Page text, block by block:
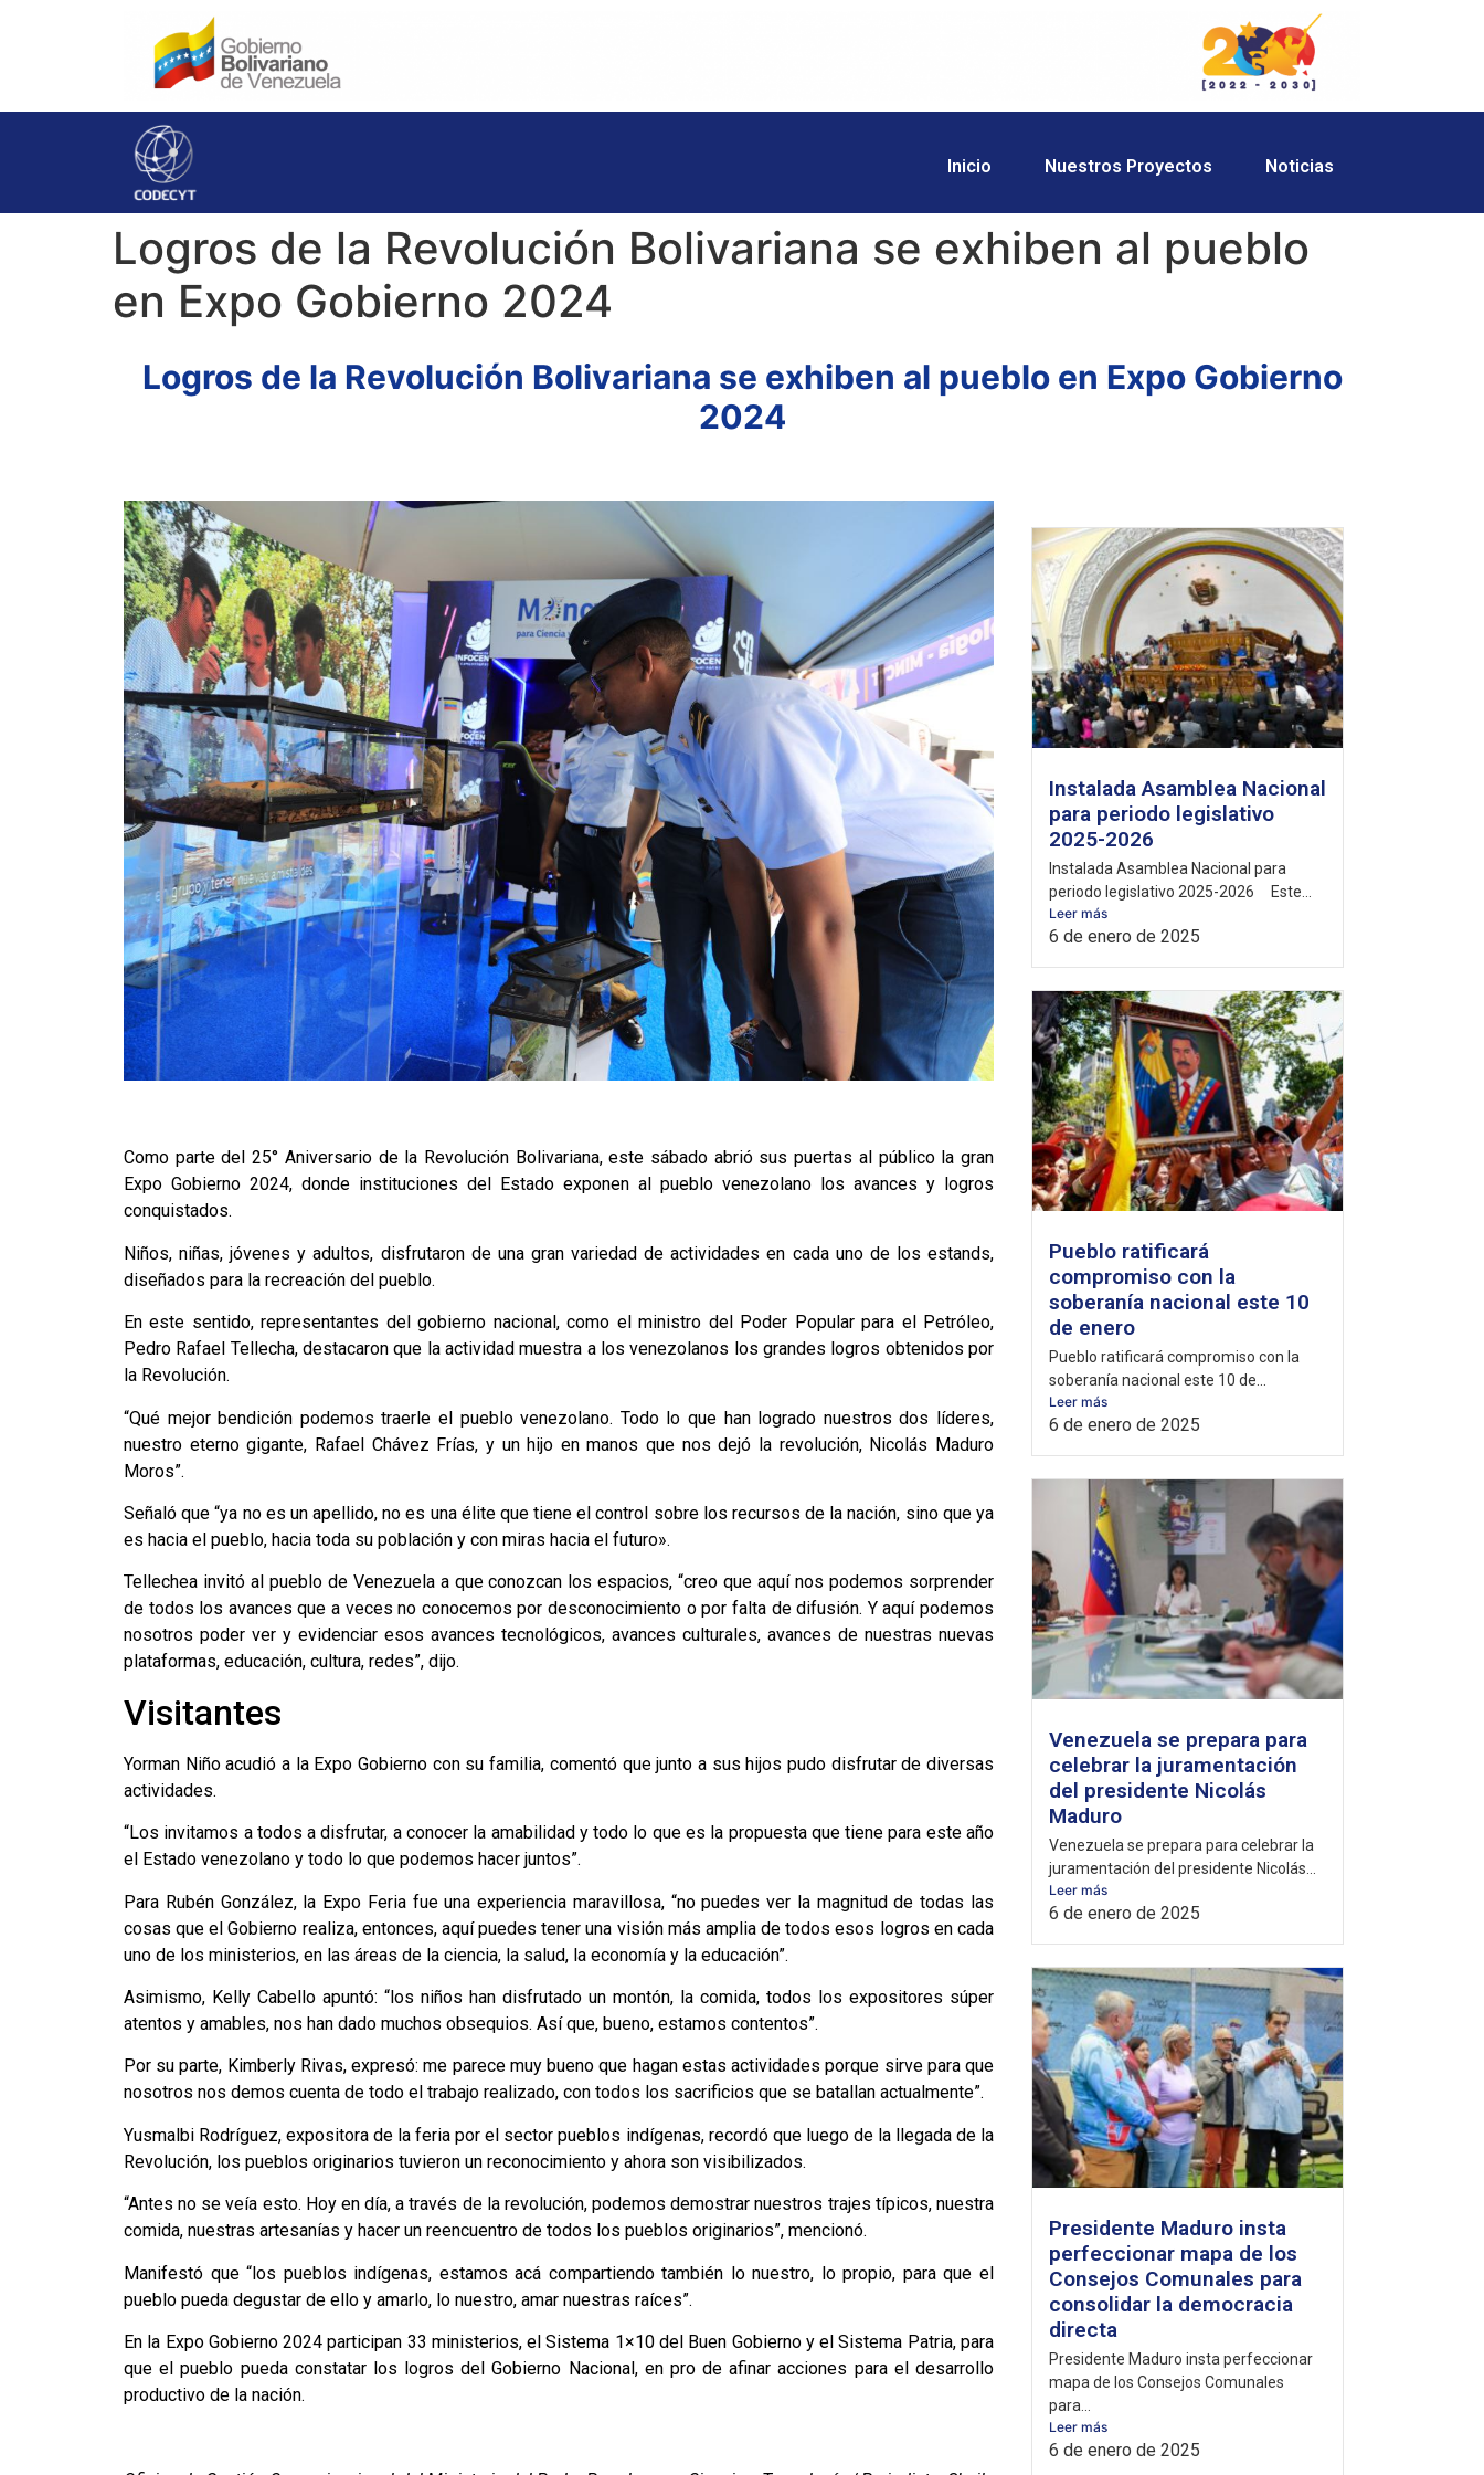
Inicio Nuestros Proyectos Noticias
Logros de la Revolución Bolivariana se exhiben al pueblo
en Expo Gobierno 2024
Logros de la Revolución Bolivariana se exhiben al pueblo en Expo Gobierno
2024
Como parte del 25° Aniversario de la Revolución Bolivariana, este sábado abrió sus puertas al público la gran
Expo Gobierno 2024, donde instituciones del Estado exponen al pueblo venezolano los avances y logros
conquistados.
Niños, niñas, jóvenes y adultos, disfrutaron de una gran variedad de actividades en cada uno de los estands,
diseñados para la recreación del pueblo.
En este sentido, representantes del gobierno nacional, como el ministro del Poder Popular para el Petróleo,
Pedro Rafael Tellecha, destacaron que la actividad muestra a los venezolanos los grandes logros obtenidos por
la Revolución.
“Qué mejor bendición podemos traerle el pueblo venezolano. Todo lo que han logrado nuestros dos líderes,
nuestro eterno gigante, Rafael Chávez Frías, y un hijo en manos que nos dejó la revolución, Nicolás Maduro
Moros”.
Señaló que “ya no es un apellido, no es una élite que tiene el control sobre los recursos de la nación, sino que ya
es hacia el pueblo, hacia toda su población y con miras hacia el futuro».
Tellechea invitó al pueblo de Venezuela a que conozcan los espacios, “creo que aquí nos podemos sorprender
de todos los avances que a veces no conocemos por desconocimiento o por falta de difusión. Y aquí podemos
nosotros poder ver y evidenciar esos avances tecnológicos, avances culturales, avances de nuestras nuevas
plataformas, educación, cultura, redes”, dijo.
Visitantes
Yorman Niño acudió a la Expo Gobierno con su familia, comentó que junto a sus hijos pudo disfrutar de diversas
actividades.
“Los invitamos a todos a disfrutar, a conocer la amabilidad y todo lo que es la propuesta que tiene para este año
el Estado venezolano y todo lo que podemos hacer juntos”.
Para Rubén González, la Expo Feria fue una experiencia maravillosa, “no puedes ver la magnitud de todas las
cosas que el Gobierno realiza, entonces, aquí puedes tener una visión más amplia de todos esos logros en cada
uno de los ministerios, en las áreas de la ciencia, la salud, la economía y la educación”.
Asimismo, Kelly Cabello apuntó: “los niños han disfrutado un montón, la comida, todos los expositores súper
atentos y amables, nos han dado muchos obsequios. Así que, bueno, estamos contentos”.
Por su parte, Kimberly Rivas, expresó: me parece muy bueno que hagan estas actividades porque sirve para que
nosotros nos demos cuenta de todo el trabajo realizado, con todos los sacrificios que se batallan actualmente”.
Yusmalbi Rodríguez, expositora de la feria por el sector pueblos indígenas, recordó que luego de la llegada de la
Revolución, los pueblos originarios tuvieron un reconocimiento y ahora son visibilizados.
“Antes no se veía esto. Hoy en día, a través de la revolución, podemos demostrar nuestros trajes típicos, nuestra
comida, nuestras artesanías y hacer un reencuentro de todos los pueblos originarios”, mencionó.
Manifestó que “los pueblos indígenas, estamos acá compartiendo también lo nuestro, lo propio, para que el
pueblo pueda degustar de ello y amarlo, lo nuestro, amar nuestras raíces”.
En la Expo Gobierno 2024 participan 33 ministerios, el Sistema 1×10 del Buen Gobierno y el Sistema Patria, para
que el pueblo pueda constatar los logros del Gobierno Nacional, en pro de afinar acciones para el desarrollo
productivo de la nación.
Instalada Asamblea Nacional
para periodo legislativo
2025-2026
Instalada Asamblea Nacional para
periodo legislativo 2025-2026 Este...
Leer más
6 de enero de 2025
Pueblo ratificará
compromiso con la
soberanía nacional este 10
de enero
Pueblo ratificará compromiso con la
soberanía nacional este 10 de...
Leer más
6 de enero de 2025
Venezuela se prepara para
celebrar la juramentación
del presidente Nicolás
Maduro
Venezuela se prepara para celebrar la
juramentación del presidente Nicolás...
Leer más
6 de enero de 2025
Presidente Maduro insta
perfeccionar mapa de los
Consejos Comunales para
consolidar la democracia
directa
Presidente Maduro insta perfeccionar
mapa de los Consejos Comunales
para...
Leer más
6 de enero de 2025